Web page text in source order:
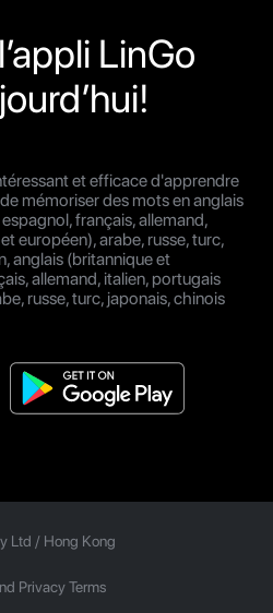
LinGo
et efficace d'apprendre
mémoriser des mots en anglais
français, allemand,
européen), arabe, russe, turc,
anglais (britannique et
allemand, italien, portugais
russe, turc, japonais, chinois
Ltd / Hong Kong
Privacy Terms